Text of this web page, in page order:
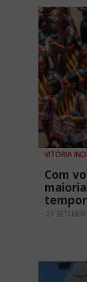
VITÓRIA
Com
21